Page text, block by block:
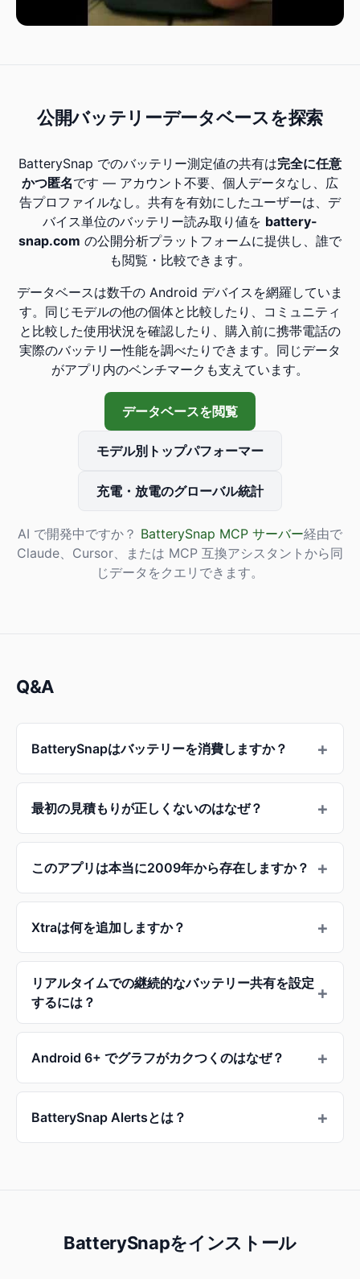
公開バッテリーデータベースを探索
BatterySnap でのバッテリー測定値の共有は完全に任意
かつ匿名です — アカウント不要、個人データなし、広
告プロファイルなし。共有を有効にしたユーザーは、デ
バイス単位のバッテリー読み取り値を battery-
snap.com の公開分析プラットフォームに提供し、誰で
も閲覧・比較できます。
データベースは数千の Android デバイスを網羅していま
す。同じモデルの他の個体と比較したり、コミュニティ
と比較した使用状況を確認したり、購入前に携帯電話の
実際のバッテリー性能を調べたりできます。同じデータ
がアプリ内のベンチマークも支えています。
データベースを閲覧
モデル別トップパフォーマー
充電・放電のグローバル統計
AI で開発中ですか？ BatterySnap MCP サーバー経由で
Claude、Cursor、または MCP 互換アシスタントから同
じデータをクエリできます。
Q&A
BatterySnapはバッテリーを消費しますか？
最初の見積もりが正しくないのはなぜ？
このアプリは本当に2009年から存在しますか？
Xtraは何を追加しますか？
リアルタイムでの継続的なバッテリー共有を設定
するには？
Android 6+ でグラフがカクつくのはなぜ？
BatterySnap Alertsとは？
BatterySnapをインストール